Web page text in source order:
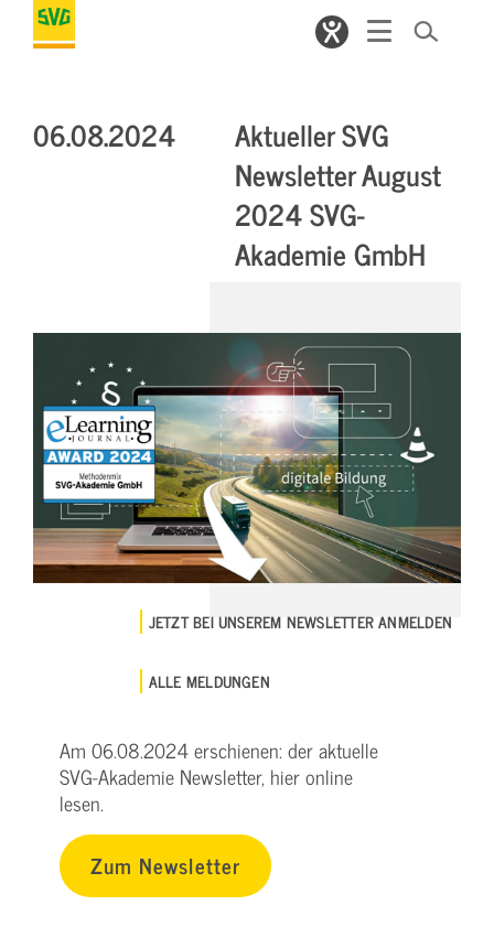
06.08.2024
Aktueller SVG
Newsletter August
2024 SVG-
Akademie GmbH
JETZT BEI UNSEREM NEWSLETTER ANMELDEN
ALLE MELDUNGEN
Am 06.08.2024 erschienen: der aktuelle
SVG-Akademie Newsletter, hier online
lesen.
Zum Newsletter